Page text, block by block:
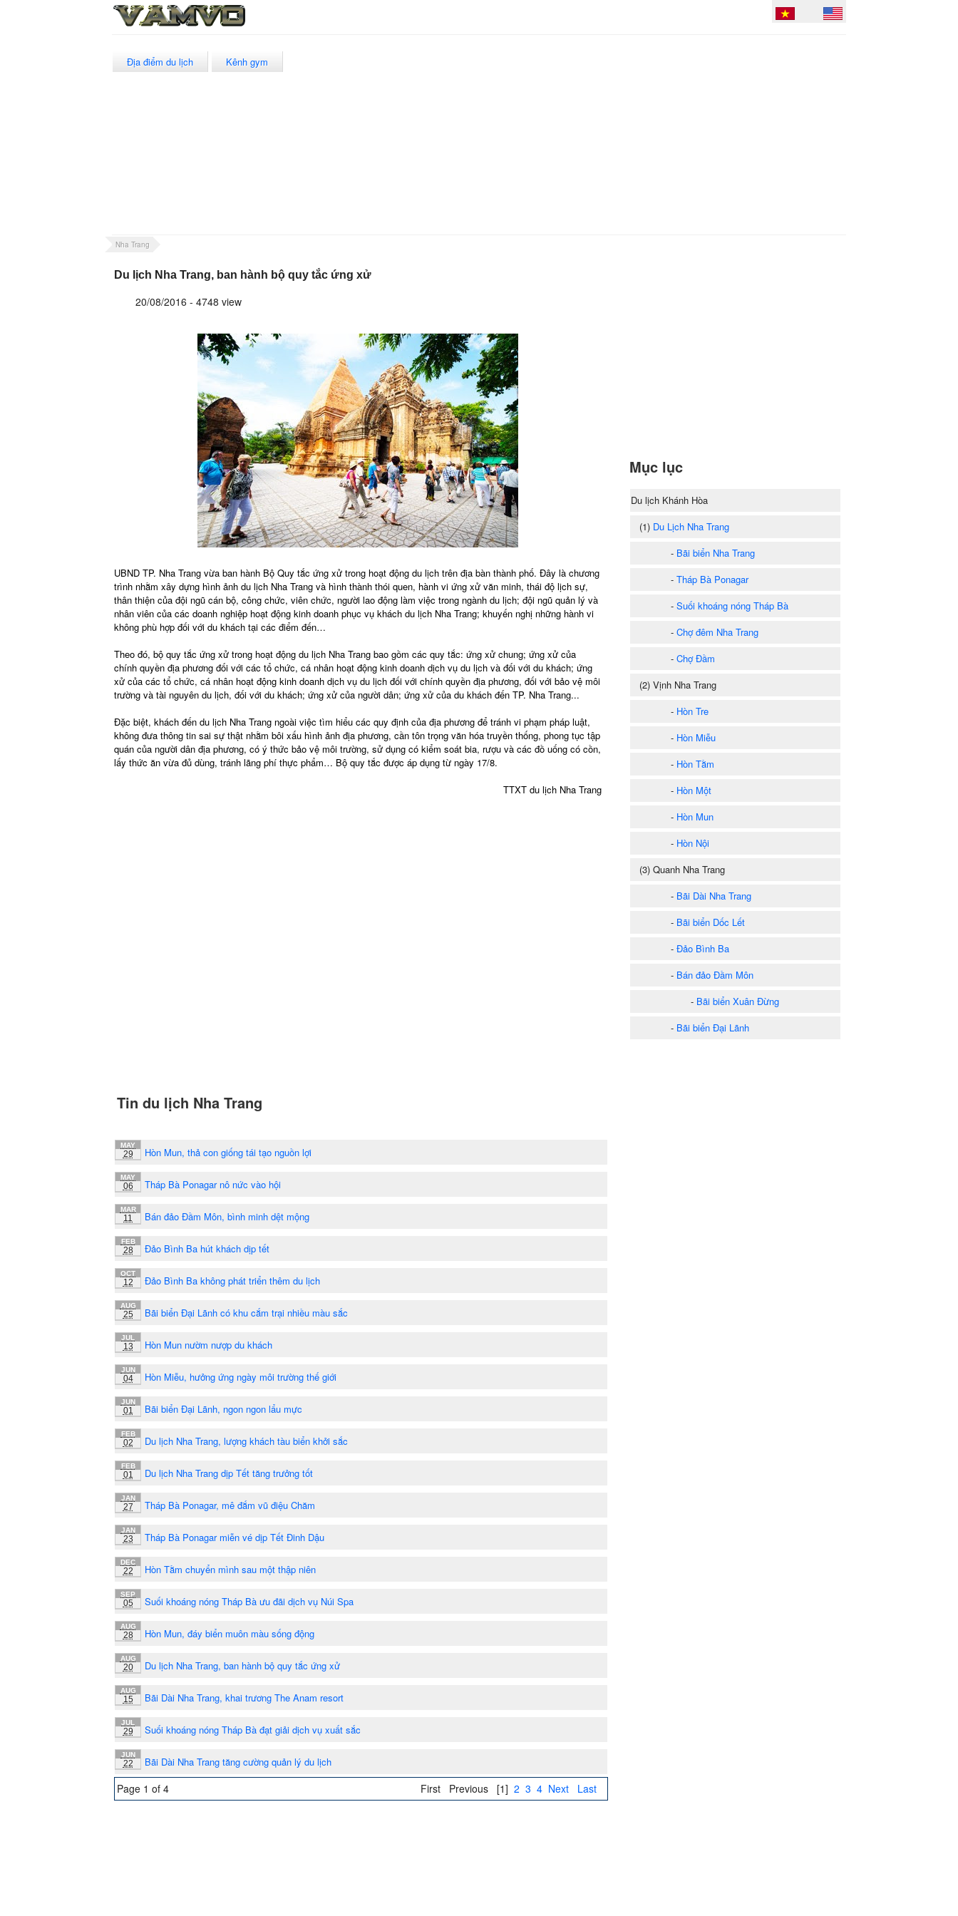
Địa điểm du lịch Kênh gym
Nha Trang
Du lịch Nha Trang, ban hành bộ quy tắc ứng xử
20/08/2016 - 4748 view
UBND TP. Nha Trang vừa ban hành Bộ Quy tắc ứng xử trong hoạt động du lịch trên địa bàn thành phố. Đây là chương
trình nhằm xây dựng hình ảnh du lịch Nha Trang và hình thành thói quen, hành vi ứng xử văn minh, thái độ lịch sự,
thân thiện của đội ngũ cán bộ, công chức, viên chức, người lao động làm việc trong ngành du lịch; đội ngũ quản lý và
nhân viên của các doanh nghiệp hoạt động kinh doanh phục vụ khách du lịch Nha Trang; khuyến nghị những hành vi
không phù hợp đối với du khách tại các điểm đến…
Theo đó, bộ quy tắc ứng xử trong hoạt động du lịch Nha Trang bao gồm các quy tắc: ứng xử chung; ứng xử của
chính quyền địa phương đối với các tổ chức, cá nhân hoạt động kinh doanh dịch vụ du lịch và đối với du khách; ứng
xử của các tổ chức, cá nhân hoạt động kinh doanh dịch vụ du lịch đối với chính quyền địa phương, đối với bảo vệ môi
trường và tài nguyên du lịch, đối với du khách; ứng xử của người dân; ứng xử của du khách đến TP. Nha Trang...
Đặc biệt, khách đến du lịch Nha Trang ngoài việc tìm hiểu các quy định của địa phương để tránh vi phạm pháp luật,
không đưa thông tin sai sự thật nhằm bôi xấu hình ảnh địa phương, cần tôn trọng văn hóa truyền thống, phong tục tập
quán của người dân địa phương, có ý thức bảo vệ môi trường, sử dụng có kiểm soát bia, rượu và các đồ uống có cồn,
lấy thức ăn vừa đủ dùng, tránh lãng phí thực phẩm… Bộ quy tắc được áp dụng từ ngày 17/8.
TTXT du lịch Nha Trang
Tin du lịch Nha Trang
MAY
29 Hòn Mun, thả con giống tái tạo nguồn lợi
MAY
06 Tháp Bà Ponagar nô nức vào hội
MAR
11 Bán đảo Đầm Môn, bình minh dệt mộng
FEB
28 Đảo Bình Ba hút khách dịp tết
OCT
12 Đảo Bình Ba không phát triển thêm du lịch
AUG
25 Bãi biển Đại Lãnh có khu cắm trại nhiều màu sắc
JUL
13 Hòn Mun nườm nượp du khách
JUN
04 Hòn Miễu, hưởng ứng ngày môi trường thế giới
JUN
01 Bãi biển Đại Lãnh, ngon ngon lẩu mực
FEB
02 Du lịch Nha Trang, lượng khách tàu biển khởi sắc
FEB
01 Du lịch Nha Trang dịp Tết tăng trưởng tốt
JAN
27 Tháp Bà Ponagar, mê đắm vũ điệu Chăm
JAN
23 Tháp Bà Ponagar miễn vé dịp Tết Đinh Dậu
DEC
22 Hòn Tằm chuyển mình sau một thập niên
SEP
05 Suối khoáng nóng Tháp Bà ưu đãi dịch vụ Núi Spa
AUG
28 Hòn Mun, đáy biển muôn màu sống động
AUG
20 Du lịch Nha Trang, ban hành bộ quy tắc ứng xử
AUG
15 Bãi Dài Nha Trang, khai trương The Anam resort
JUL
29 Suối khoáng nóng Tháp Bà đạt giải dịch vụ xuất sắc
JUN
22 Bãi Dài Nha Trang tăng cường quản lý du lịch
Page 1 of 4 First Previous [1] 2 3 4 Next Last
Mục lục
Du lịch Khánh Hòa
(1) Du Lịch Nha Trang
- Bãi biển Nha Trang
- Tháp Bà Ponagar
- Suối khoáng nóng Tháp Bà
- Chợ đêm Nha Trang
- Chợ Đầm
(2) Vịnh Nha Trang
- Hòn Tre
- Hòn Miễu
- Hòn Tằm
- Hòn Một
- Hòn Mun
- Hòn Nội
(3) Quanh Nha Trang
- Bãi Dài Nha Trang
- Bãi biển Dốc Lết
- Đảo Bình Ba
- Bán đảo Đầm Môn
- Bãi biển Xuân Đừng
- Bãi biển Đại Lãnh